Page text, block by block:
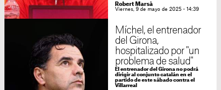
Robert Marsà
Viernes, 9 de mayo de 2025 - 14:39
Míchel, el entrenador
del Girona,
hospitalizado por "un
problema de salud"
El entrenador del Girona no podrá
dirigir al conjunto catalán en el
partido de este sábado contra el
Villarreal